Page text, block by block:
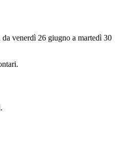
venerdì 26 giugno a martedì 30